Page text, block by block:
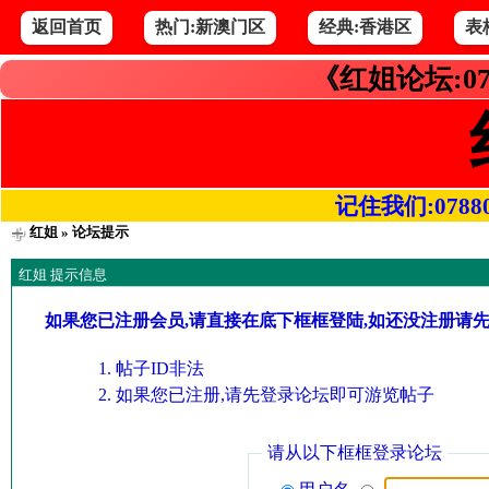
返回首页 热门:新澳门区 经典:香港区 表
《红姐论坛
记住我们
红姐» 论坛提示
红姐 提示信息
如果您已注册会员,请直接在底下框框登陆,如还没注册请
帖子ID非法
如果您已注册,请先登录论坛即可游览帖子
请从以下框框登录论坛